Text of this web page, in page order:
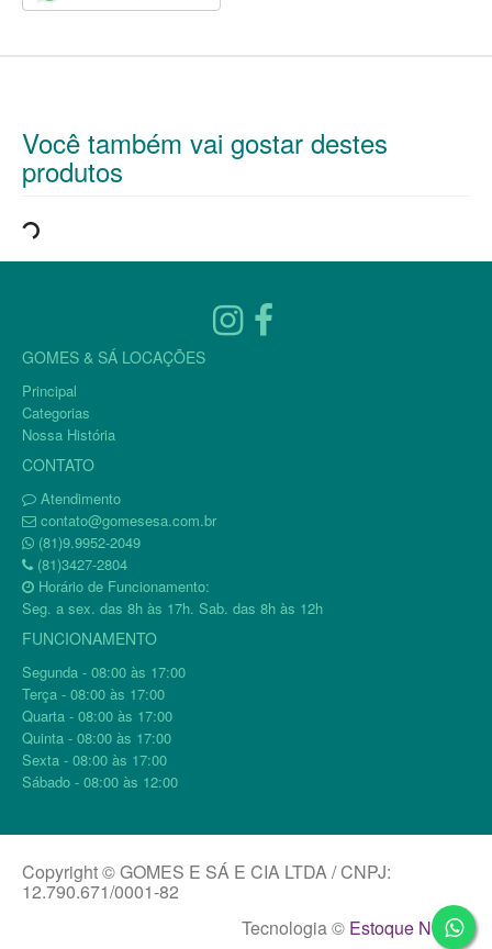
Você também vai gostar destes
produtos
GOMES & SÁ LOCAÇÕES
Principal
Categorias
Nossa História
CONTATO
Atendimento
contato@gomesesa.com.br
(81)9.9952-2049
(81)3427-2804
Horário de Funcionamento:
Seg. a sex. das 8h às 17h. Sab. das 8h às 12h
FUNCIONAMENTO
Segunda - 08:00 às 17:00
Terça - 08:00 às 17:00
Quarta - 08:00 às 17:00
Quinta - 08:00 às 17:00
Sexta - 08:00 às 17:00
Sábado - 08:00 às 12:00
Copyright © GOMES E SÁ E CIA LTDA / CNPJ:
12.790.671/0001-82
Tecnologia © Estoque NOW.